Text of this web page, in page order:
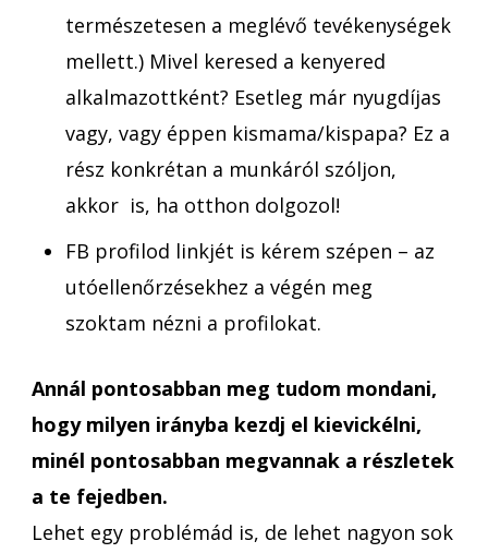
természetesen a meglévő tevékenységek
mellett.) Mivel keresed a kenyered
alkalmazottként? Esetleg már nyugdíjas
vagy, vagy éppen kismama/kispapa? Ez a
rész konkrétan a munkáról szóljon,
akkor is, ha otthon dolgozol!
FB profilod linkjét is kérem szépen – az
utóellenőrzésekhez a végén meg
szoktam nézni a profilokat.
Annál pontosabban meg tudom mondani,
hogy milyen irányba kezdj el kievickélni,
minél pontosabban megvannak a részletek
a te fejedben.
Lehet egy problémád is, de lehet nagyon sok